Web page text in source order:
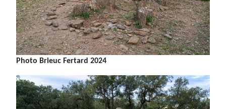
Photo Brieuc Fertard 2024